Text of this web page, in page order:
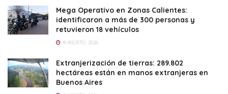
Mega Operativo en Zonas Calientes:
identificaron a más de 300 personas y
retuvieron 18 vehículos
8 AGOSTO, 2026
Extranjerización de tierras: 289.802
hectáreas están en manos extranjeras en
Buenos Aires